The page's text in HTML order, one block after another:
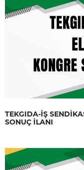
TEKGIDA-İŞ
SONUÇ İLANI